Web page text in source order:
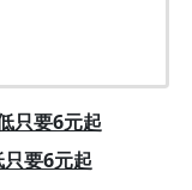
要6元起